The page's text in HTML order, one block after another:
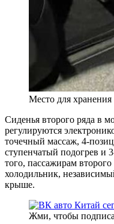
Место для хранения
Сиденья второго ряда в
регулируются
точечный массаж, 4-
ступенчатый подогрев и
того, пассажирам
холодильник,
крыше.
Жми, чтобы